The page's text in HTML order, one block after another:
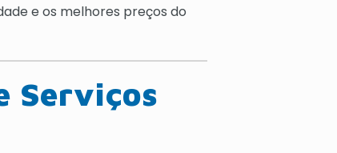
e os melhores preços do
Serviços